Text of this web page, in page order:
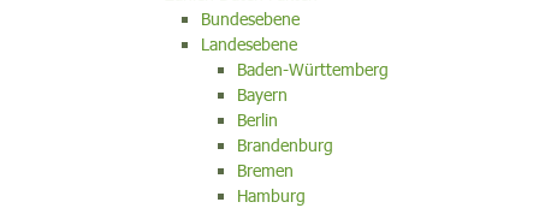
Bundesebene
Landesebene
Baden-Württemberg
Bayern
Berlin
Brandenburg
Bremen
Hamburg